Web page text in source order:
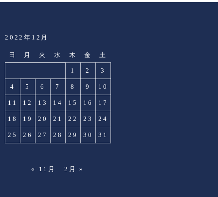
2022年12月
日 月 火 水 木 金 土
1 2 3
4 5 6 7 8 9 10
11 12 13 14 15 16 17
18 19 20 21 22 23 24
25 26 27 28 29 30 31
« 11月 2月 »